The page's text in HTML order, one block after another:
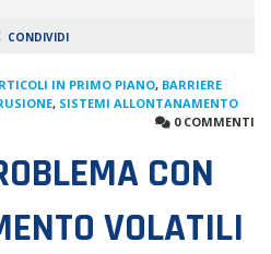
CONDIVIDI
IN PRIMO PIANO, BARRIERE
, SISTEMI ALLONTANAMENTO
0 COMMENTI
CON
VOLATILI